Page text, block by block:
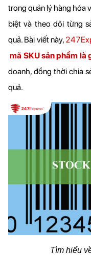
trong quản lý hàng hóa
biệt và theo dõi từng
quả. Bài viết này,
mã SKU sản phẩm là
doanh, đồng thời chia
quả.
Tìm hiểu